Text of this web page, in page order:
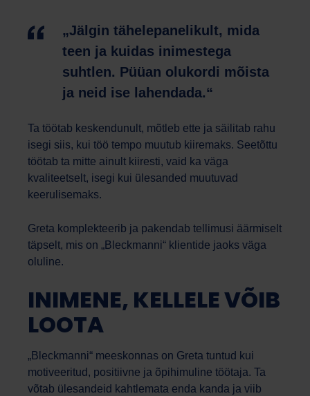
„Jälgin tähelepanelikult, mida
teen ja kuidas inimestega
suhtlen. Püüan olukordi mõista
ja neid ise lahendada.“
Ta töötab keskendunult, mõtleb ette ja säilitab rahu
isegi siis, kui töö tempo muutub kiiremaks. Seetõttu
töötab ta mitte ainult kiiresti, vaid ka väga
kvaliteetselt, isegi kui ülesanded muutuvad
keerulisemaks.
Greta komplekteerib ja pakendab tellimusi äärmiselt
täpselt, mis on „Bleckmanni“ klientide jaoks väga
oluline.
INIMENE, KELLELE VÕIB
LOOTA
„Bleckmanni“ meeskonnas on Greta tuntud kui
motiveeritud, positiivne ja õpihimuline töötaja. Ta
võtab ülesandeid kahtlemata enda kanda ja viib
Tööjõud Tehisintellekti assistent
Tere! Kuidas saan teid täna aidata?